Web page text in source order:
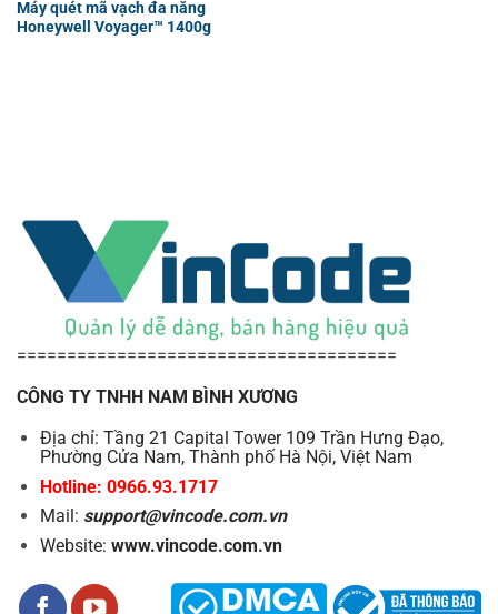
Máy quét mã vạch đa năng
Honeywell Voyager™ 1400g
======================================
CÔNG TY TNHH NAM BÌNH XƯƠNG
Địa chỉ: Tầng 21 Capital Tower 109 Trần Hưng Đạo,
Phường Cửa Nam, Thành phố Hà Nội, Việt Nam
Hotline: 0966.93.1717
Mail: support@vincode.com.vn
Website: www.vincode.com.vn